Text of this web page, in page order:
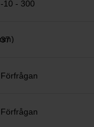
-10 - 300
37
Förfrågan
Förfrågan